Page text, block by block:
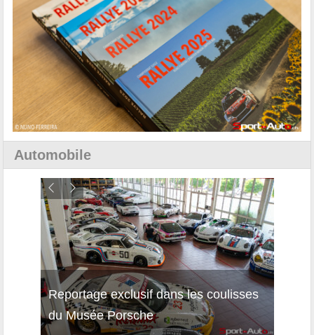
Automobile
Reportage exclusif dans les coulisses
du Musée Porsche